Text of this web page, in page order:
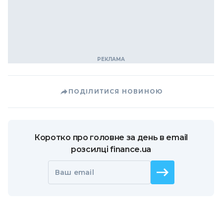
ПОДІЛИТИСЯ НОВИНОЮ
Коротко про головне за день в email
розсилці finance.ua
Ваш email